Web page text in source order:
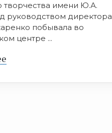
имени Ю.А.
руководством директора
побывала во
центре ...